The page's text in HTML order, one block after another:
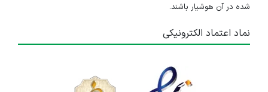
شده در آن هوشیار باشند.
نماد اعتماد الکترونیکی